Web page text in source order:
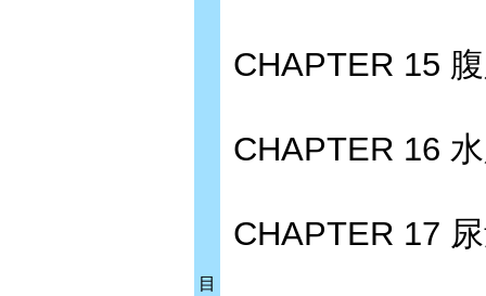
目
CHAPTER 15
CHAPTER 16
CHAPTER 17